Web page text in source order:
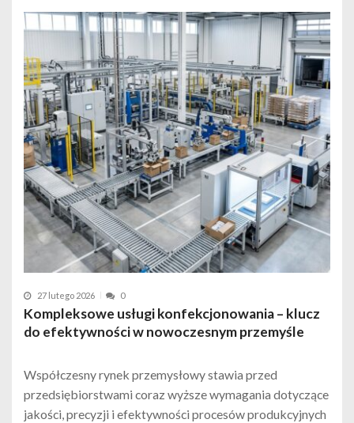
27 lutego 2026 0
Kompleksowe usługi konfekcjonowania – klucz
do efektywności w nowoczesnym przemyśle
Współczesny rynek przemysłowy stawia przed
przedsiębiorstwami coraz wyższe wymagania dotyczące
jakości, precyzji i efektywności procesów produkcyjnych